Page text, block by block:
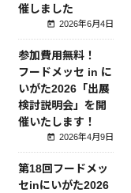
催しました
2026年6月4日
参加費用無料！
フードメッセ in に
いがた2026「出展
検討説明会」を開
催いたします！
2026年4月9日
第18回フードメッ
セinにいがた2026